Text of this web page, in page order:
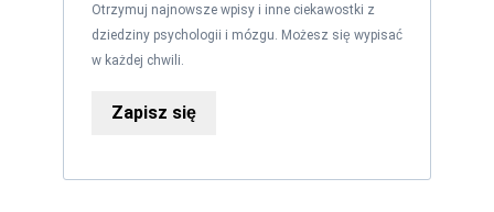
Otrzymuj najnowsze wpisy i inne ciekawostki z
dziedziny psychologii i mózgu. Możesz się wypisać
w każdej chwili.
Zapisz się